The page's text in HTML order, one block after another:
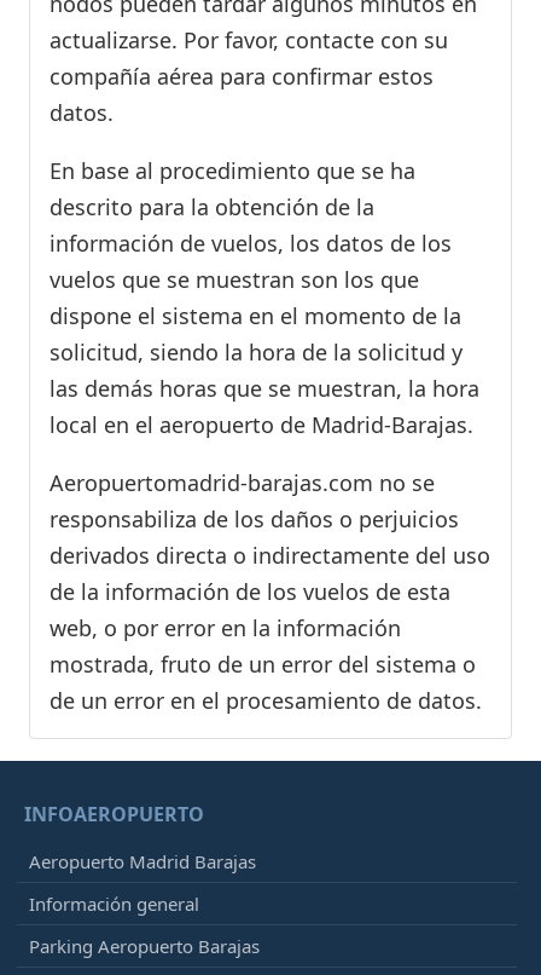
actualizarse. Por favor, contacte con su
compañía aérea para confirmar estos
datos.
En base al procedimiento que se ha
descrito para la obtención de la
información de vuelos, los datos de los
vuelos que se muestran son los que
dispone el sistema en el momento de la
solicitud, siendo la hora de la solicitud y
las demás horas que se muestran, la hora
local en el aeropuerto de Madrid-Barajas.
Aeropuertomadrid-barajas.com no se
responsabiliza de los daños o perjuicios
derivados directa o indirectamente del uso
de la información de los vuelos de esta
web, o por error en la información
mostrada, fruto de un error del sistema o
de un error en el procesamiento de datos.
INFOAEROPUERTO
Aeropuerto Madrid Barajas
Información general
Parking Aeropuerto Barajas